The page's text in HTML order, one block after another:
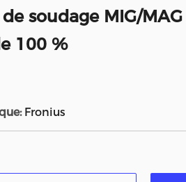
soudage MIG/
100 %
Fronius